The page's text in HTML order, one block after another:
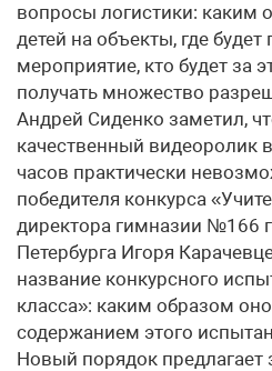
вопросы логистики: каким
детей на объекты, где будет
мероприятие, кто будет за
получать множество
Андрей Сиденко заметил,
качественный видеоролик
часов практически
победителя конкурса
директора гимназии №166
Петербурга Игоря
название конкурсного
класса»: каким образом
содержанием этого
Новый порядок предлагает